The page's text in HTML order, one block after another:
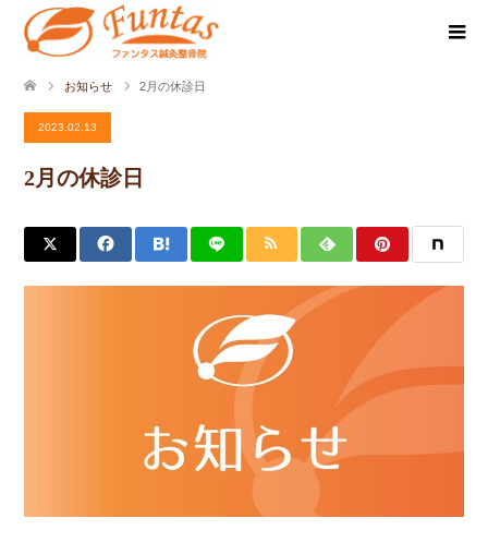
お知らせ 2月の休診日
2023.02.13
2月の休診日